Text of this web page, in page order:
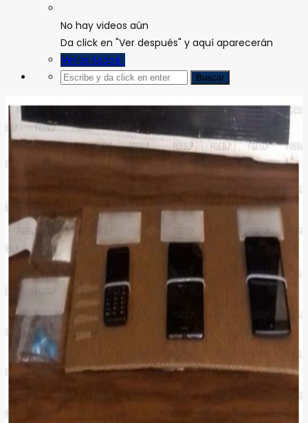
No hay videos aún
Da click en "Ver después" y aquí aparecerán
Verlos todos